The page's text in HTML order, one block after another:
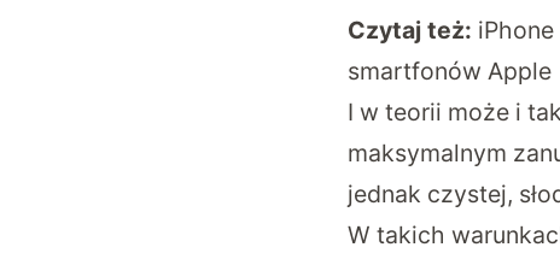
Czytaj też:
smartfonów Apple
I w teorii może i
maksymalnym
jednak czystej,
W takich